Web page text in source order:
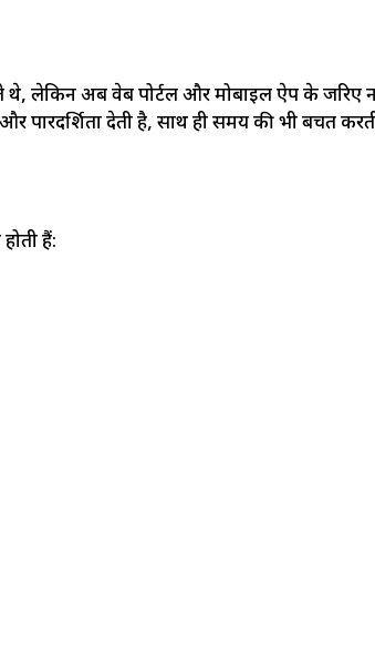
लेकिन अब वेब पोर्टल और मोबाइल ऐप के जरिए
पारदर्शिता देती है, साथ ही समय की भी बचत
हैं: